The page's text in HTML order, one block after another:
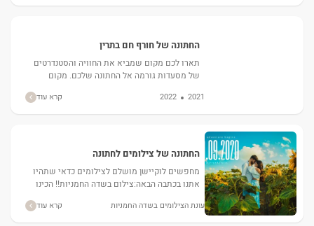
החתונה של חורף חם בתרין
תארו לכם מקום שמביא את החוויה והסטנדרטים
של מסעדות גורמה אל החתונה שלכם. מקום
לדבר", דרימרים, מלאי תשוקה,...
2021
2022 קרא עוד
החתונה של צילומים לחתונה
מחפשים לוקיישן מושלם לצילומים כדאי שתהיו
אתנו בכתבה הבאה:צילום בשדה החמניות!! הכינו
כמה דברים שאסור לכם לפספס...
עונת הצילומים בשדה החמניות קרא עוד